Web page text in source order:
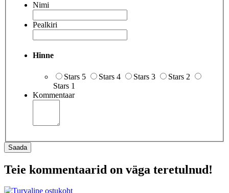
Nimi
Pealkiri
Hinne
Stars 5 Stars 4 Stars 3
Stars 2
Stars 1
Kommentaar
Saada
Teie kommentaarid on väga teretulnud!